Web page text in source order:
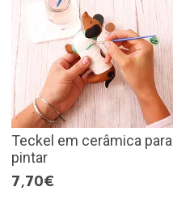
Teckel em cerâmica para
pintar
7,70€